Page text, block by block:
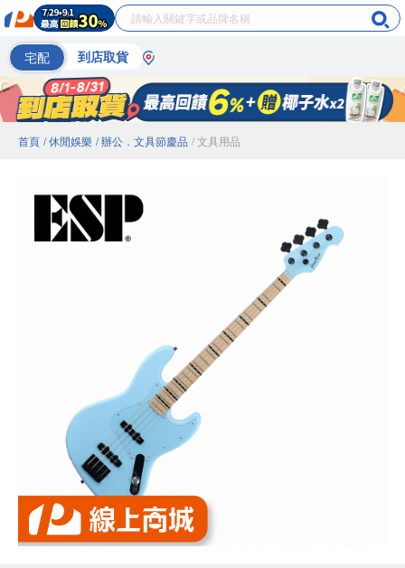
宅配 到店取貨
首頁 / 休閒娛樂 / 辦公．文具節慶品 / 文具用品